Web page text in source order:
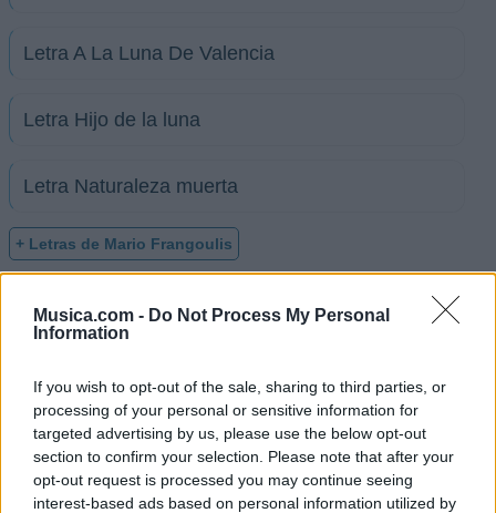
Musica.com - Do Not Process My Personal
Information
If you wish to opt-out of the sale, sharing to third parties, or
processing of your personal or sensitive information for
targeted advertising by us, please use the below opt-out
section to confirm your selection. Please note that after your
opt-out request is processed you may continue seeing
interest-based ads based on personal information utilized by
Letra A La Luna De Valencia
Letra Hijo de la luna
Letra Naturaleza muerta
+ Letras de Mario Frangoulis
Ranking de Mario Frangoulis
Mario Frangoulisno está entre los 500 artistas
más apoyados y visitados de esta semana.
¿Apoyar a Mario Frangoulis?